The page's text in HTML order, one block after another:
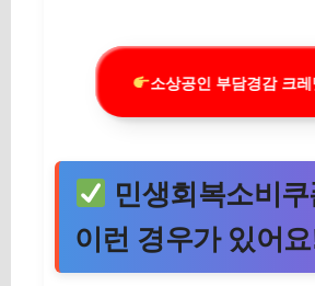
소상공인 부담경감 크레
민생회복소비
이런 경우가 있어